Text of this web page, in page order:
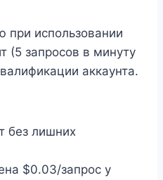
при использовании
(5 запросов в минуту
аккаунта.
без лишних
$0.03/запрос у